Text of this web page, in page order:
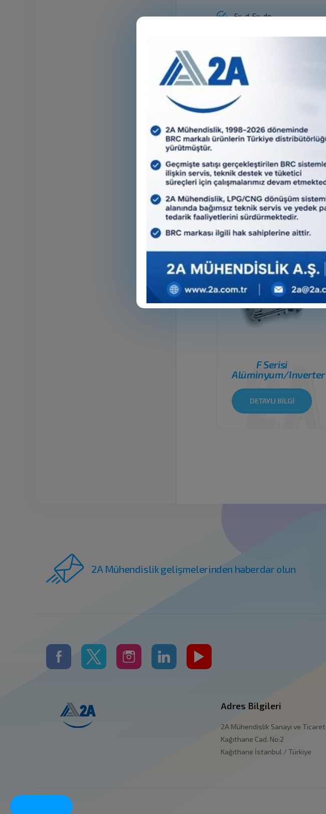
Ex-d, Ex-de
Sıcaklık sınıfı T3, T4
Diğer
F Serisi
Alüminyum/Inverter
DETAYLI BİLGİ
2A Mühendislik gelişmelerinden haberdar olun
Adres Bilgileri
2A Mühendislik Sanayi ve
Kağıthane Cad. No:2
Kağıthane İstanbul / Türkiye